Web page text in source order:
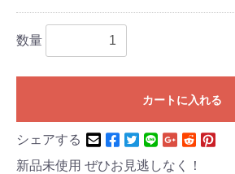
数量
カートに入れる
シェアする
新品未使用 ぜひお見逃しなく！